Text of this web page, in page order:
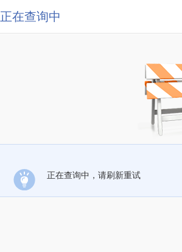
正在查询中
正在查询中，请刷新重试